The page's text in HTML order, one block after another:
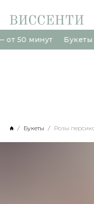
минут Букеты
минут Букеты
Букеты